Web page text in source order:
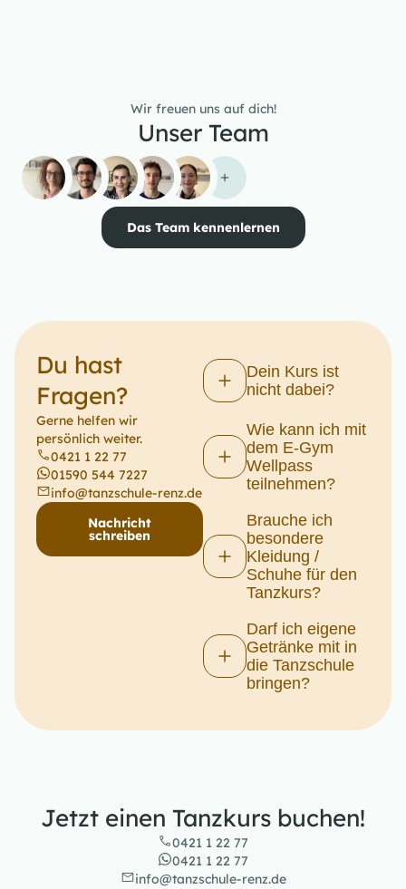
Wir freuen uns auf dich!
Unser Team
Das Team kennenlernen
Du hast
Fragen?
Gerne helfen wir
persönlich weiter.
0421 1 22 77
01590 544 7227
info@tanzschule-renz.de
Nachricht
schreiben
Dein Kurs ist
nicht dabei?
Wie kann ich mit
dem E-Gym
Wellpass
teilnehmen?
Brauche ich
besondere
Kleidung /
Schuhe für den
Tanzkurs?
Darf ich eigene
Getränke mit in
die Tanzschule
bringen?
Jetzt einen Tanzkurs buchen!
0421 1 22 77
0421 1 22 77
info@tanzschule-renz.de